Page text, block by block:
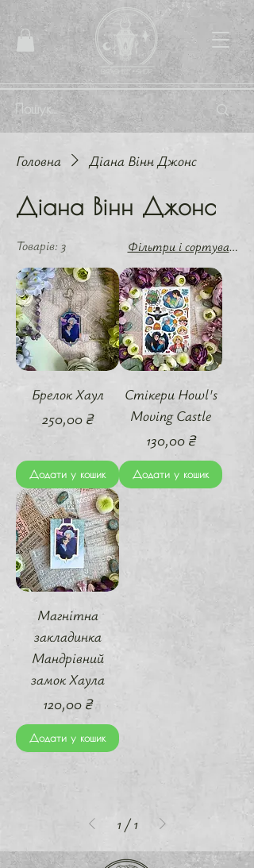
Головна Діана Вінн Джонс
Діана Вінн Джонс
Товарів: 3 Фільтри і сортування
Брелок Хаул
Ціна
250,00 ₴
Додати у кошик
Стікери Howl's
Moving Castle
Ціна
130,00 ₴
Додати у кошик
Магнітна
закладинка
Мандрівний
замок Хаула
Ціна
120,00 ₴
Додати у кошик
1 / 1